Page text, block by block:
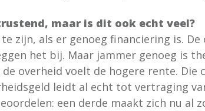
maar is dit ook echt veel?
zijn, als er genoeg financiering is.
het bij. Maar jammer genoeg is
overheid voelt de hogere rente. Die
leidt al echt tot vertraging
een derde maakt zich nu al